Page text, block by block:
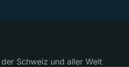
Schweiz und aller Welt